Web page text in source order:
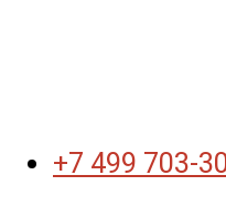
+7 499 703-